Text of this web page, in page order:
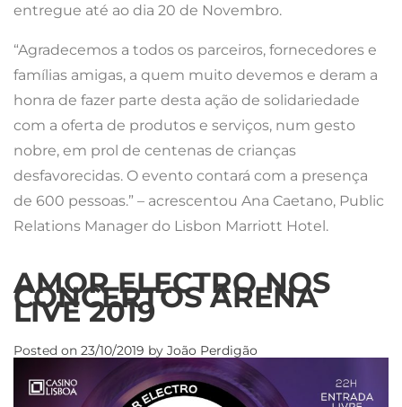
entregue até ao dia 20 de Novembro.
“Agradecemos a todos os parceiros, fornecedores e
famílias amigas, a quem muito devemos e deram a
honra de fazer parte desta ação de solidariedade
com a oferta de produtos e serviços, num gesto
nobre, em prol de centenas de crianças
desfavorecidas. O evento contará com a presença
de 600 pessoas.” – acrescentou Ana Caetano, Public
Relations Manager do Lisbon Marriott Hotel.
AMOR ELECTRO NOS
CONCERTOS ARENA
LIVE 2019
Posted on 23/10/2019 by João Perdigão